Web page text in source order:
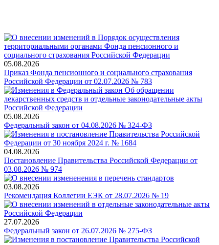
05.08.2026
Приказ Фонда пенсионного и социального страхования
Российской Федерации от 02.07.2026 № 783
05.08.2026
Федеральный закон от 04.08.2026 № 324-ФЗ
04.08.2026
Постановление Правительства Российской Федерации от
03.08.2026 № 974
03.08.2026
Рекомендация Коллегии ЕЭК от 28.07.2026 № 19
27.07.2026
Федеральный закон от 26.07.2026 № 275-ФЗ